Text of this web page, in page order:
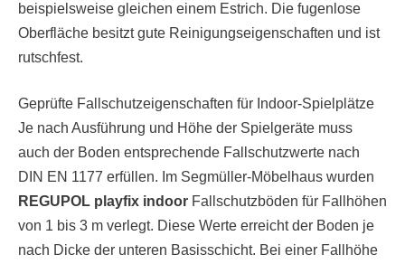
beispielsweise gleichen einem Estrich. Die fugenlose
Oberfläche besitzt gute Reinigungseigenschaften und ist
rutschfest.
Geprüfte Fallschutzeigenschaften für Indoor-Spielplätze
Je nach Ausführung und Höhe der Spielgeräte muss
auch der Boden entsprechende Fallschutzwerte nach
DIN EN 1177 erfüllen. Im Segmüller-Möbelhaus wurden
REGUPOL playfix indoor Fallschutzböden für Fallhöhen
von 1 bis 3 m verlegt. Diese Werte erreicht der Boden je
nach Dicke der unteren Basisschicht. Bei einer Fallhöhe